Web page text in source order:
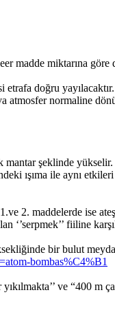
madde miktarına
doğru
atmosfer normaline
şeklinde
ışıma ile aynı
2. maddelerde ise
‘’serpmek’’ fiiline
bir bulut
bombas%C4%B1
ve “400 m